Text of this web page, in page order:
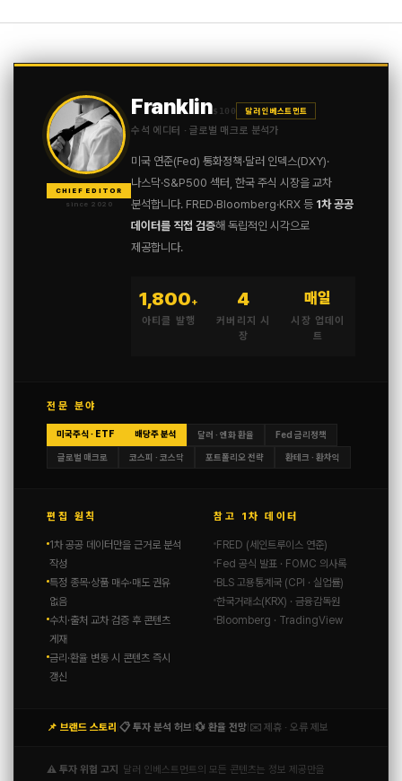
CHIEF EDITOR
since 2020
Franklin$100 달러 인베스트먼트
수석 에디터 · 글로벌 매크로 분석가
미국 연준(Fed) 통화정책·달러 인덱스(DXY)·
나스닥·S&P500 섹터, 한국 주식 시장을 교차
분석합니다. FRED·Bloomberg·KRX 등 1차 공공
데이터를 직접 검증해 독립적인 시각으로
제공합니다.
1,800+
아티클 발행
4
커버리지 시
장
매일
시장 업데이
트
전문 분야
미국주식 · ETF 배당주 분석 달러 · 엔화 환율 Fed 금리정책
글로벌 매크로 코스피 · 코스닥 포트폴리오 전략 환테크 · 환차익
편집 원칙
1차 공공 데이터만을 근거로 분석
작성
특정 종목·상품 매수·매도 권유
없음
수치·출처 교차 검증 후 콘텐츠
게재
금리·환율 변동 시 콘텐츠 즉시
갱신
참고 1차 데이터
FRED (세인트루이스 연준)
Fed 공식 발표 · FOMC 의사록
BLS 고용통계국 (CPI · 실업률)
한국거래소(KRX) · 금융감독원
Bloomberg · TradingView
📌 브랜드 스토리 📋 투자 분석 허브 💱 환율 전망 ✉️ 제휴 · 오류 제보
⚠️ 투자 위험 고지
달러 인베스트먼트의 모든 콘텐츠는 정보 제공만을